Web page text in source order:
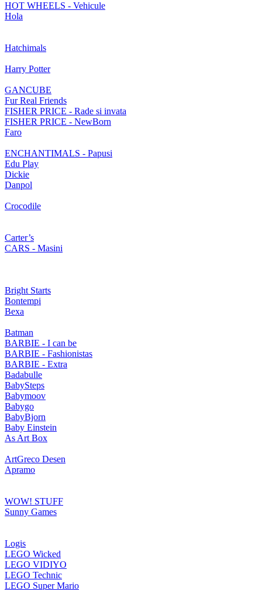
HOT WHEELS - Vehicule
Hola
Hatchimals
Harry Potter
GANCUBE
Fur Real Friends
FISHER PRICE - Rade si invata
FISHER PRICE - NewBorn
Faro
ENCHANTIMALS - Papusi
Edu Play
Dickie
Danpol
Crocodile
Carter’s
CARS - Masini
Bright Starts
Bontempi
Bexa
Batman
BARBIE - I can be
BARBIE - Fashionistas
BARBIE - Extra
Badabulle
BabySteps
Babymoov
Babygo
BabyBjorn
Baby Einstein
As Art Box
ArtGreco Desen
Apramo
WOW! STUFF
Sunny Games
Logis
LEGO Wicked
LEGO VIDIYO
LEGO Technic
LEGO Super Mario